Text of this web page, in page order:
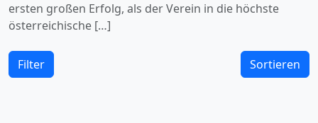
ersten großen Erfolg, als der Verein in die höchste
österreichische […]
Filter Sortieren